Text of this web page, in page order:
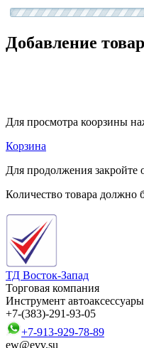
Добавление
Для просмотра коорзины
Корзина
Для продолжения закройте
Количество товара должно
ТД Восток-Запад
Торговая компания
Инструмент
+7-(383)-291-93-05
+7-913-929-78-89
ew@evv.su